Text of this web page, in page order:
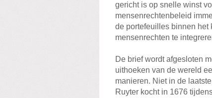
gericht is op snelle winst
mensenrechtenbeleid
de portefeuilles binnen het
mensenrechten te
De brief wordt afgesloten
uithoeken van de wereld
manieren. Niet in de
Ruyter kocht in 1676